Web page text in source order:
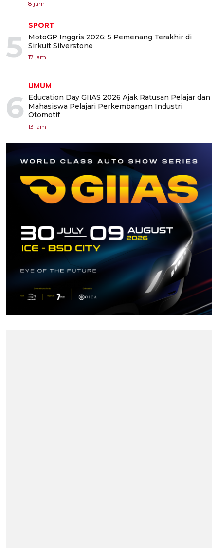
8 jam
5
SPORT
MotoGP Inggris 2026: 5 Pemenang Terakhir di
Sirkuit Silverstone
17 jam
6
UMUM
Education Day GIIAS 2026 Ajak Ratusan Pelajar dan
Mahasiswa Pelajari Perkembangan Industri
Otomotif
13 jam